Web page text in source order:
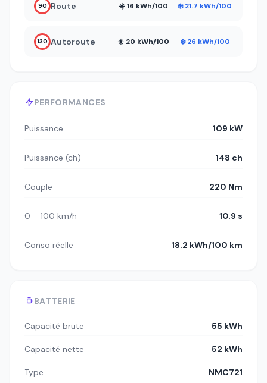
PERFORMANCES
Puissance 109 kW
Puissance (ch) 148 ch
Couple 220 Nm
0 – 100 km/h 10.9 s
Conso réelle 18.2 kWh/100 km
BATTERIE
Capacité brute 55 kWh
Capacité nette 52 kWh
Type NMC721
90 Route ☀️ 16 kWh/100 ❄️ 21.7 kWh/100
130 Autoroute ☀️ 20 kWh/100 ❄️ 26 kWh/100